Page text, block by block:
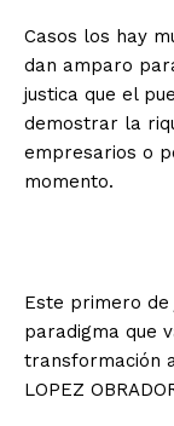
Casos los hay
dan amparo
justica que el
demostrar la
empresarios o
momento.
Este primero de
paradigma que
transformación
LOPEZ